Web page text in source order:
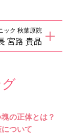
ック 秋葉原院
宮路 貴晶
の正体とは？
ついて